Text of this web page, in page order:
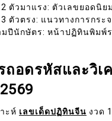
ตัวมาแรง: ตัวเลขยอดนิย
ตัวตรง: แนวทางการกระ
ปีนักษัตร: หน้าปฏิทินพิมพ์ร
ถอดรหัสและวิเ
ะห์ เลขเด็ดปฏิทินจีน งวด